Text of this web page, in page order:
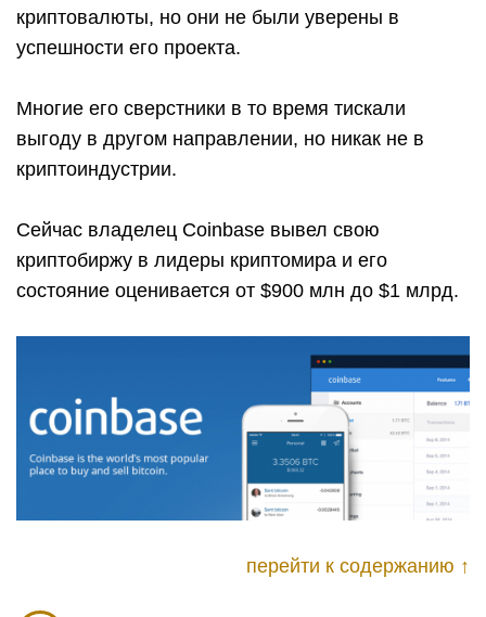
криптовалюты, но они не были уверены в
успешности его проекта.
Многие его сверстники в то время тискали
выгоду в другом направлении, но никак не в
криптоиндустрии.
Сейчас владелец Coinbase вывел свою
криптобиржу в лидеры криптомира и его
состояние оценивается от $900 млн до $1 млрд.
перейти к содержанию ↑